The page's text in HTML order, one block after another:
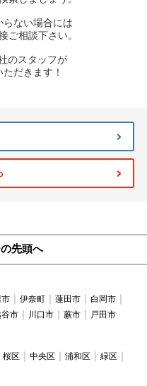
らない場合には
ご相談下さい。
のスタッフが
だきます！
先頭へ
伊奈町 蓮田市
白岡市
谷市 川口市 蕨市 戸田市
桜区 中央区 浦和区
緑区